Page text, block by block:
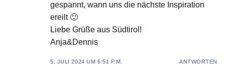
gespannt, wann uns die nächste Inspiration
ereilt 🙂
Liebe Grüße aus Südtirol!
Anja&Dennis
5. JULI 2024 UM 6:51 P.M. ANTWORTEN